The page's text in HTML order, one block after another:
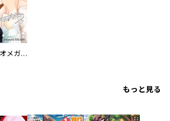
巣づくりオメガバース
もっと見る